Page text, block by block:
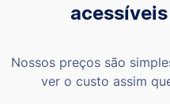
Nossos preços são
ver o custo assim